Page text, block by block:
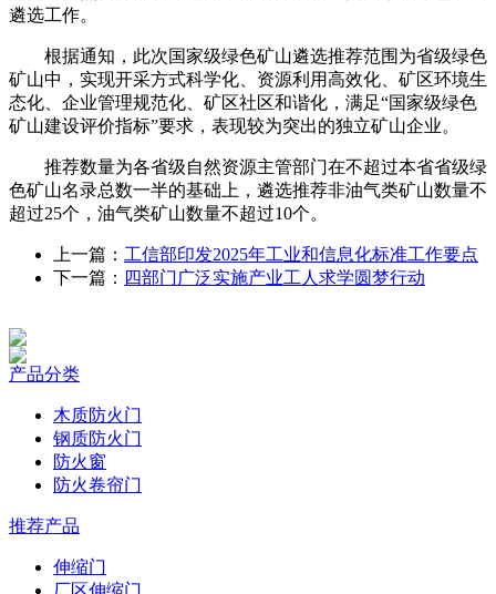
遴选工作。
根据通知，此次国家级绿色矿山遴选推荐范围为省级绿色
矿山中，实现开采方式科学化、资源利用高效化、矿区环境生
态化、企业管理规范化、矿区社区和谐化，满足“国家级绿色
矿山建设评价指标”要求，表现较为突出的独立矿山企业。
推荐数量为各省级自然资源主管部门在不超过本省省级绿
色矿山名录总数一半的基础上，遴选推荐非油气类矿山数量不
超过25个，油气类矿山数量不超过10个。
上一篇： 工信部印发2025年工业和信息化标准工作要点
下一篇： 四部门广泛实施产业工人求学圆梦行动
产品分类
木质防火门
钢质防火门
防火窗
防火卷帘门
推荐产品
伸缩门
厂区伸缩门